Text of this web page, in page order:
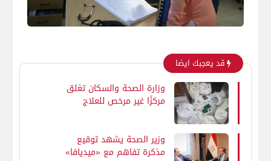
قد يعجبك ايضا
وزارة الصحة والسكان تغلق
مركزًا غير مرخص للعلاج
وزير الصحة يشهد توقيع
مذكرة تفاهم مع «ميديافا»